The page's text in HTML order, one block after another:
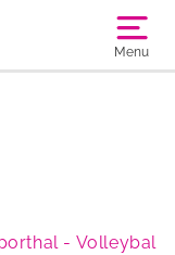
Menu
- Volleybal